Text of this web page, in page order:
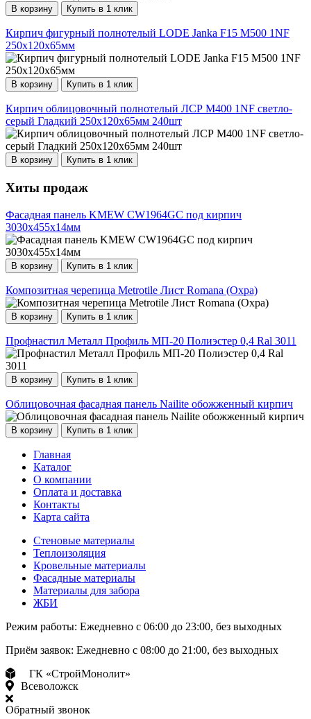
В корзину Купить в 1 клик
Кирпич фигурный полнотелый LODE Janka F15 М500 1NF
250х120х65мм
В корзину Купить в 1 клик
Кирпич облицовочный полнотелый ЛСР М400 1NF светло-
серый Гладкий 250х120х65мм 240шт
В корзину Купить в 1 клик
Хиты продаж
Фасадная панель KMEW CW1964GC под кирпич
3030х455х14мм
В корзину Купить в 1 клик
Композитная черепица Metrotile Лист Romana (Охра)
В корзину Купить в 1 клик
Профнастил Металл Профиль МП-20 Полиэстер 0,4 Ral 3011
В корзину Купить в 1 клик
Облицовочная фасадная панель Nailite обожженный кирпич
В корзину Купить в 1 клик
Главная
Каталог
О компании
Оплата и доставка
Контакты
Карта сайта
Стеновые материалы
Теплоизоляция
Кровельные материалы
Фасадные материалы
Материалы для забора
ЖБИ
Режим работы: Ежедневно с 06:00 до 23:00, без выходных
Приём заявок: Ежедневно с 08:00 до 21:00, без выходных
ГК «СтройМонолит»
Всеволожск
Обратный звонок